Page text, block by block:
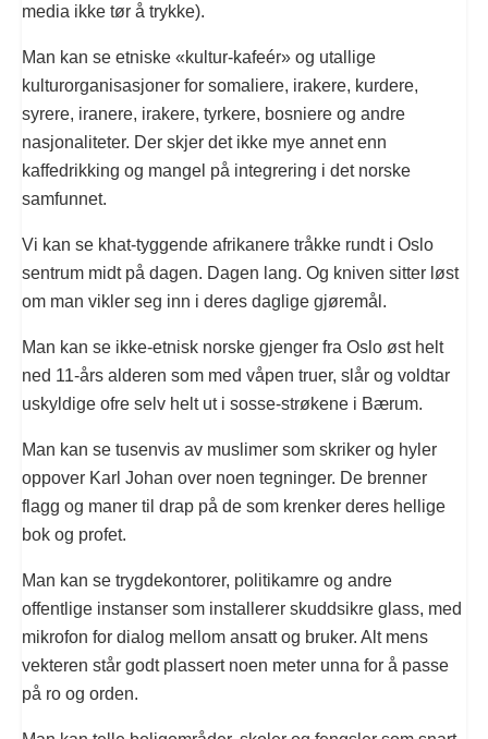
media ikke tør å trykke).
Man kan se etniske «kultur-kafeér» og utallige
kulturorganisasjoner for somaliere, irakere, kurdere,
syrere, iranere, irakere, tyrkere, bosniere og andre
nasjonaliteter. Der skjer det ikke mye annet enn
kaffedrikking og mangel på integrering i det norske
samfunnet.
Vi kan se khat-tyggende afrikanere tråkke rundt i Oslo
sentrum midt på dagen. Dagen lang. Og kniven sitter løst
om man vikler seg inn i deres daglige gjøremål.
Man kan se ikke-etnisk norske gjenger fra Oslo øst helt
ned 11-års alderen som med våpen truer, slår og voldtar
uskyldige ofre selv helt ut i sosse-strøkene i Bærum.
Man kan se tusenvis av muslimer som skriker og hyler
oppover Karl Johan over noen tegninger. De brenner
flagg og maner til drap på de som krenker deres hellige
bok og profet.
Man kan se trygdekontorer, politikamre og andre
offentlige instanser som installerer skuddsikre glass, med
mikrofon for dialog mellom ansatt og bruker. Alt mens
vekteren står godt plassert noen meter unna for å passe
på ro og orden.